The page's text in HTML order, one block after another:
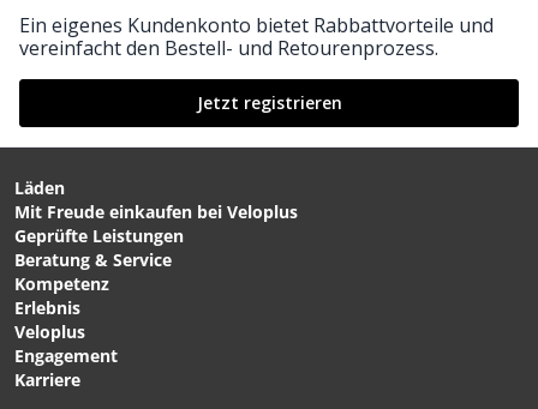
Ein eigenes Kundenkonto bietet Rabbattvorteile und
vereinfacht den Bestell- und Retourenprozess.
Jetzt registrieren
Läden
Mit Freude einkaufen bei Veloplus
Geprüfte Leistungen
Beratung & Service
Kompetenz
Erlebnis
Veloplus
Engagement
Karriere